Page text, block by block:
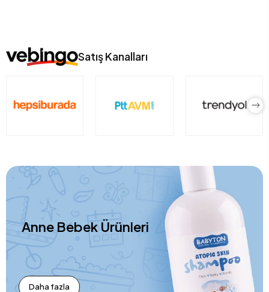
Satış Kanalları
Anne Bebek Ürünleri
Daha fazla